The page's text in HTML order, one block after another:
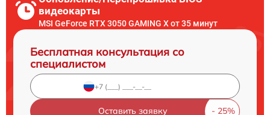
видеокарты
MSI GeForce RTX 3050 GAMING X от 35 минут
Бесплатная консультация со
специалистом
Оставить заявку